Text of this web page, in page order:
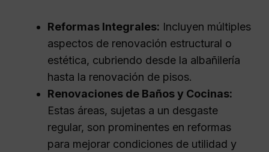
Reformas Integrales: Incluyen múltiples
aspectos de renovación estructural o
estética, cubriendo desde la albañilería
hasta la renovación de pisos.
Renovaciones de Baños y Cocinas:
Estas áreas, sujetas a un desgaste
regular, son prominentes en reformas
para mejorar condiciones de utilidad y